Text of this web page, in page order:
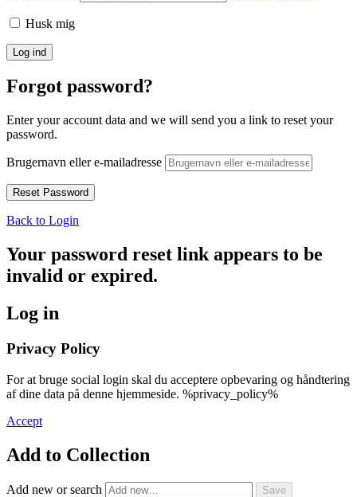
Husk mig
Forgot password?
Enter your account data and we will send you a link to reset your
password.
Brugernavn eller e-mailadresse
Back to Login
Your password reset link appears to be
invalid or expired.
Log in
Privacy Policy
For at bruge social login skal du acceptere opbevaring og håndtering
af dine data på denne hjemmeside. %privacy_policy%
Accept
Add to Collection
Add new or search